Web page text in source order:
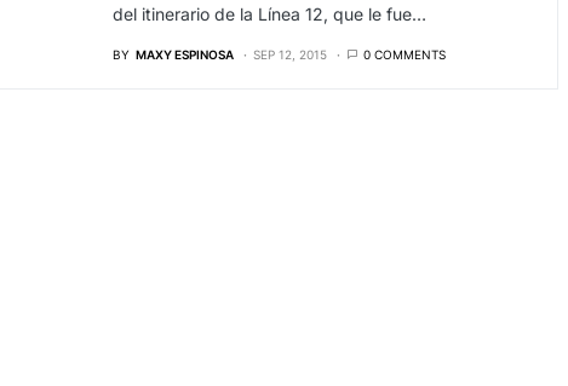
del itinerario de la Línea 12, que le fue…
BY MAXY ESPINOSA SEP 12, 2015 0 COMMENTS